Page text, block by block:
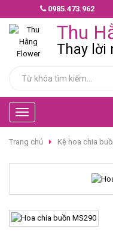
0985.473.962
Thu
Thay lời
Toggle
navigation
MẪU
HOA
GIAO
NHANH
CHÚC
MỪNG
BÓ
TÌNH
YÊU
Trang chủ Kệ hoa chia